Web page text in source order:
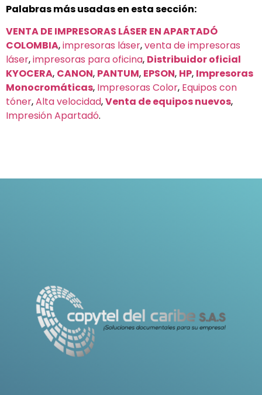
Palabras más usadas en esta sección:
VENTA DE IMPRESORAS LÁSER EN APARTADÓ
COLOMBIA,impresoras láser,venta de impresoras
láser,impresoras para oficina, Distribuidor oficial
KYOCERA, CANON, PANTUM, EPSON, HP, Impresoras
Monocromáticas, Impresoras Color, Equipos con
tóner,Alta velocidad,Venta de equipos nuevos,
Impresión Apartadó.